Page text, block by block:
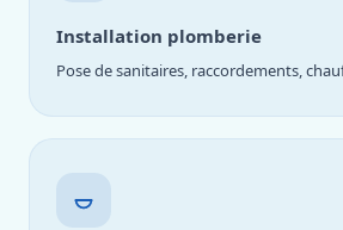
Installation plomberie
Pose de sanitaires, raccordements,